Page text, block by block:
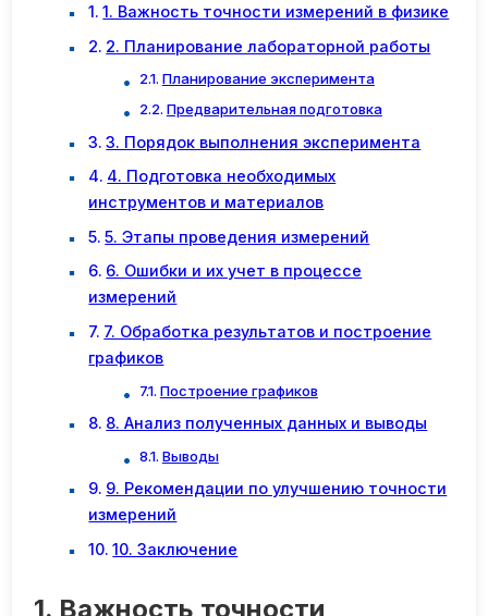
1. Важность точности измерений в физике
2. Планирование лабораторной работы
Планирование эксперимента
Предварительная подготовка
3. Порядок выполнения эксперимента
4. Подготовка необходимых
инструментов и материалов
5. Этапы проведения измерений
6. Ошибки и их учет в процессе
измерений
7. Обработка результатов и построение
графиков
Построение графиков
8. Анализ полученных данных и выводы
Выводы
9. Рекомендации по улучшению точности
измерений
10. Заключение
1. Важность точности